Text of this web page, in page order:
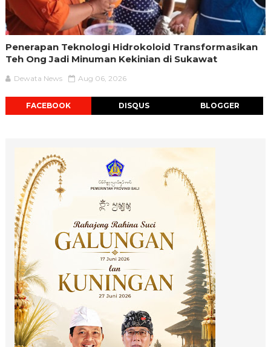
Penerapan Teknologi Hidrokoloid Transformasikan
Teh Ong Jadi Minuman Kekinian di Sukawat
Dewata News Aug 06, 2026
FACEBOOK DISQUS BLOGGER